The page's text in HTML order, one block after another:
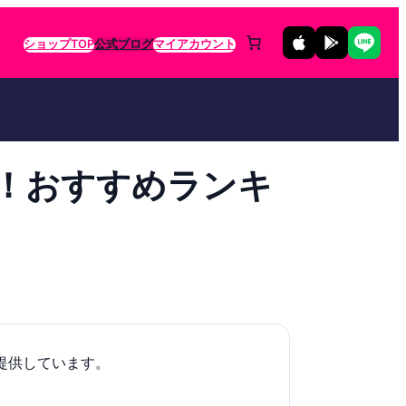
ショップTOP公式ブログマイアカウント
おすすめランキ
しています。